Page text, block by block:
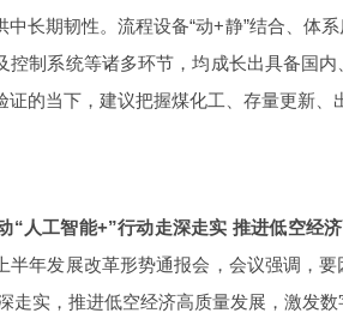
中长期韧性。流程设备“动+静”结合、体
控制系统等诸多环节，均成长出具备国
证的当下，建议把握煤化工、存量更新、
“人工智能+”行动走深走实 推进低空经
半年发展改革形势通报会，会议强调，
走实，推进低空经济高质量发展，激发